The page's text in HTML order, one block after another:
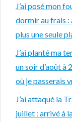
J’ai posé mon
dormir au frais :
plus une seule
J’ai planté ma
un soir d’août à
où je passerais
J’ai attaqué la
juillet : arrivé à